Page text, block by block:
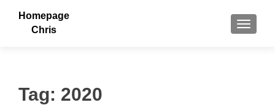
Homepage
Chris
Tag: 2020